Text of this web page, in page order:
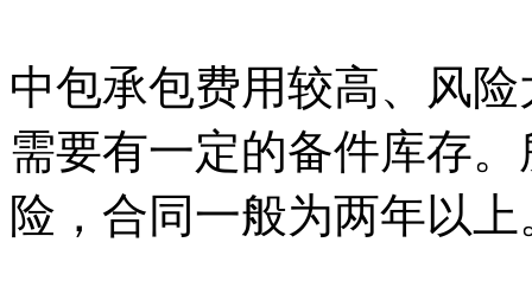
中包承包费用较高、风
需要有一定的备件库存
险，合同一般为两年以上